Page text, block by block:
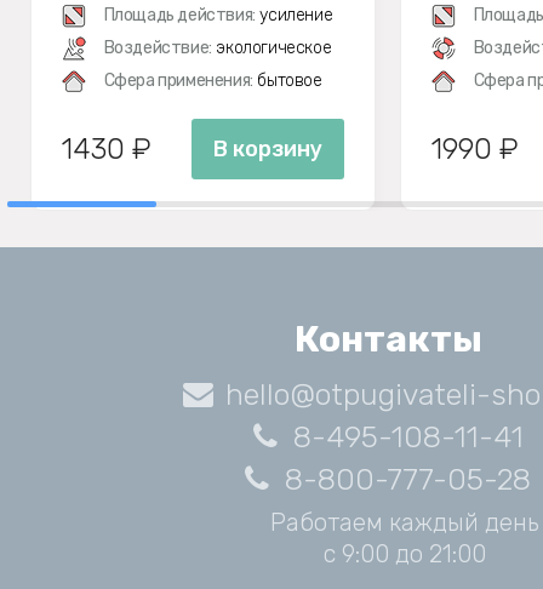
Площадь действия: усиление
Воздействие: экологическое
Сфера применения: бытовое
1430 ₽ В корзину
Сфера
1990 ₽
Контакты
hello@otpugivateli-
8-495-108-11-41
8-800-777-05-28
Работаем каждый день
с 9:00 до 21:00